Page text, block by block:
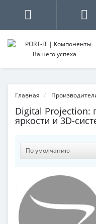
Главная
Digital Projection:
яркости и 3D-